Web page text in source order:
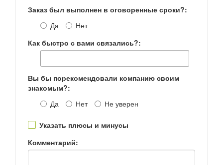
Заказ был выполнен в оговоренные сроки?:
Да
Нет
Как быстро с вами связались?:
Вы бы порекомендовали компанию своим
знакомым?:
Да
Нет Не уверен
Указать плюсы и минусы
Комментарий: